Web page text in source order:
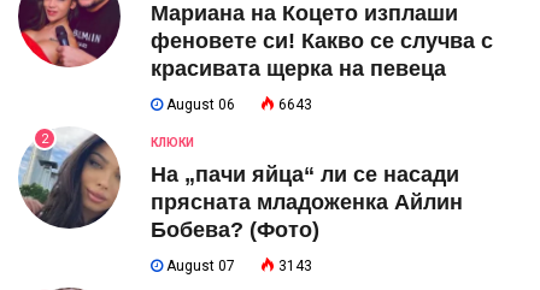
Мариана на Коцето изплаши
феновете си! Какво се случва с
красивата щерка на певеца
August 06 6643
2 КЛЮКИ
На „пачи яйца“ ли се насади
прясната младоженка Айлин
Бобева? (Фото)
August 07 3143